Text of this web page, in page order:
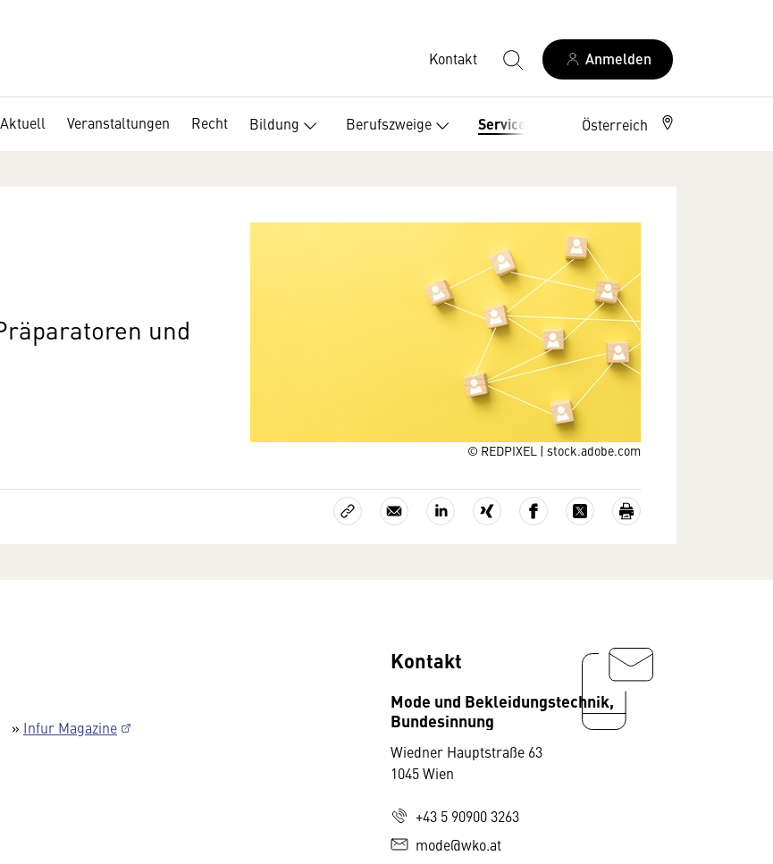
Kontakt Anmelden
Aktuell Veranstaltungen Recht Bildung Berufszweige Service Österreich
© REDPIXEL | stock.adobe.com
und
» Infur Magazine
Kontakt
Mode und Bekleidungstechnik,
Bundesinnung
Wiedner Hauptstraße 63
1045 Wien
+43 5 90900 3263
mode@wko.at